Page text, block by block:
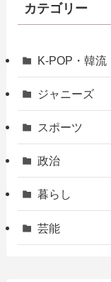
カテゴリー
K-POP・韓流
ジャニーズ
スポーツ
政治
暮らし
芸能